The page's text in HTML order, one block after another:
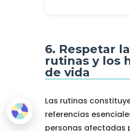
6. Respetar
rutinas y los
de vida
Las rutinas
referencias
personas afectadas